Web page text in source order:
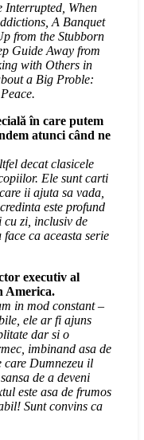
Interrupted, When
A Banquet
from the Stubborn
Guide Away from
with Others in
a Big Proble:
în care putem
atunci când ne
decat clasicele
Ele sunt carti
ii ajuta sa vada,
este profund
cu zi, inclusiv de
ca aceasta serie
executiv al
America.
in mod constant –
ele ar fi ajuns
dar si o
imbinand asa de
Dumnezeu il
de a deveni
este asa de frumos
Sunt convins ca